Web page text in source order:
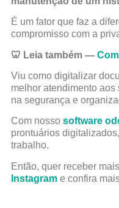
É um fator que faz a
compromisso com a
🦷 Leia também —
Viu como digitalizar
melhor atendimento
na segurança e
Com nosso software
prontuários
trabalho.
Então, quer receber
Instagrame confira